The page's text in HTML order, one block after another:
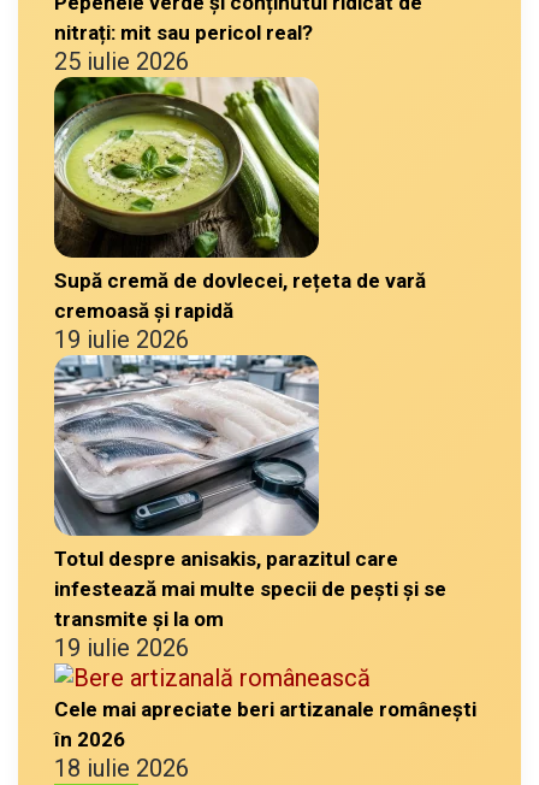
nitrați: mit sau pericol real?
25 iulie 2026
Supă cremă de dovlecei, rețeta de vară
cremoasă și rapidă
19 iulie 2026
Totul despre anisakis, parazitul care
infestează mai multe specii de pești și se
transmite și la om
19 iulie 2026
Cele mai apreciate beri artizanale românești
în 2026
18 iulie 2026